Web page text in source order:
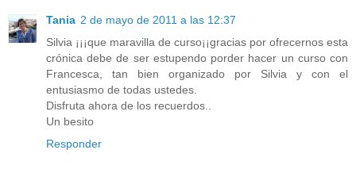
Tania 2 de mayo de 2011 a las 12:37
Silvia ¡¡¡que maravilla de curso¡¡gracias por ofrecernos esta
crónica debe de ser estupendo porder hacer un curso con
Francesca, tan bien organizado por Silvia y con el
entusiasmo de todas ustedes.
Disfruta ahora de los recuerdos..
Un besito
Responder